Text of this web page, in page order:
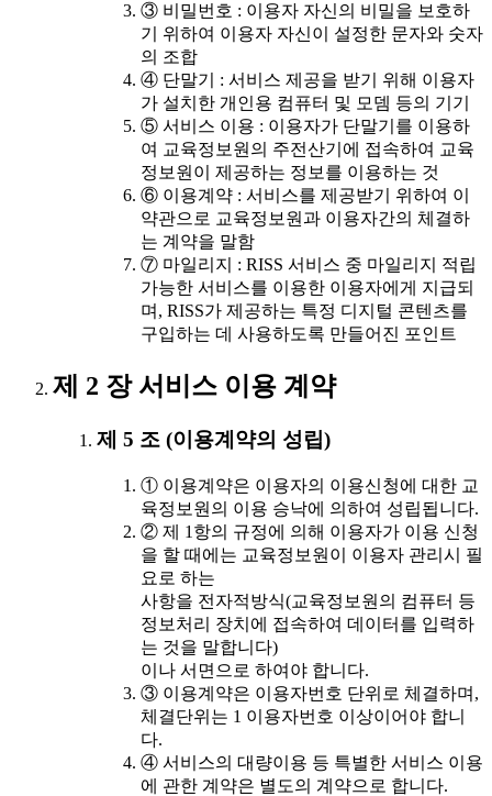
③ 비밀번호 : 이용자 자신의 비밀을 보호하
기 위하여 이용자 자신이 설정한 문자와 숫자
의 조합
④ 단말기 : 서비스 제공을 받기 위해 이용자
가 설치한 개인용 컴퓨터 및 모뎀 등의 기기
⑤ 서비스 이용 : 이용자가 단말기를 이용하
여 교육정보원의 주전산기에 접속하여 교육
정보원이 제공하는 정보를 이용하는 것
⑥ 이용계약 : 서비스를 제공받기 위하여 이
약관으로 교육정보원과 이용자간의 체결하
는 계약을 말함
⑦ 마일리지 : RISS 서비스 중 마일리지 적립
가능한 서비스를 이용한 이용자에게 지급되
며, RISS가 제공하는 특정 디지털 콘텐츠를
구입하는 데 사용하도록 만들어진 포인트
제 2 장 서비스 이용 계약
제 5 조 (이용계약의 성립)
① 이용계약은 이용자의 이용신청에 대한 교
육정보원의 이용 승낙에 의하여 성립됩니다.
② 제 1항의 규정에 의해 이용자가 이용 신청
을 할 때에는 교육정보원이 이용자 관리시 필
요로 하는
사항을 전자적방식(교육정보원의 컴퓨터 등
정보처리 장치에 접속하여 데이터를 입력하
는 것을 말합니다)
이나 서면으로 하여야 합니다.
③ 이용계약은 이용자번호 단위로 체결하며,
체결단위는 1 이용자번호 이상이어야 합니
다.
④ 서비스의 대량이용 등 특별한 서비스 이용
에 관한 계약은 별도의 계약으로 합니다.